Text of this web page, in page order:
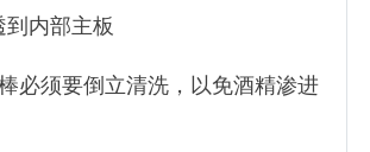
内部主板
必须要倒立清洗，以免酒精渗进